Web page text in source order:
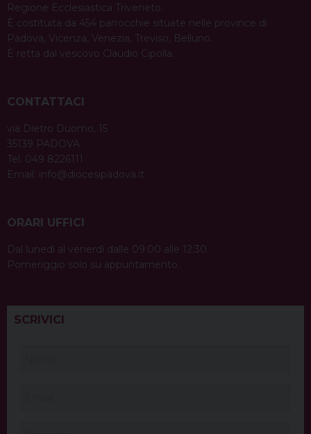
Regione Ecclesiastica Triveneto.
È costituita da 454 parrocchie situate nelle province di
Padova, Vicenza, Venezia, Treviso, Belluno.
È retta dal vescovo Claudio Cipolla.
CONTATTACI
via Dietro Duomo, 15
35139 PADOVA
Tel. 049 8226111
Email: info@diocesipadova.it
ORARI UFFICI
Dal lunedì al venerdì dalle 09:00 alle 12:30.
Pomeriggio solo su appuntamento.
SCRIVICI